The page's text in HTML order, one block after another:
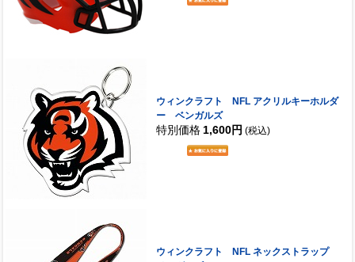
ウィンクラフト NFL アクリルキーホルダ
ー ベンガルズ
特別価格 1,600円 (税込)
ウィンクラフト NFL ネックストラップ